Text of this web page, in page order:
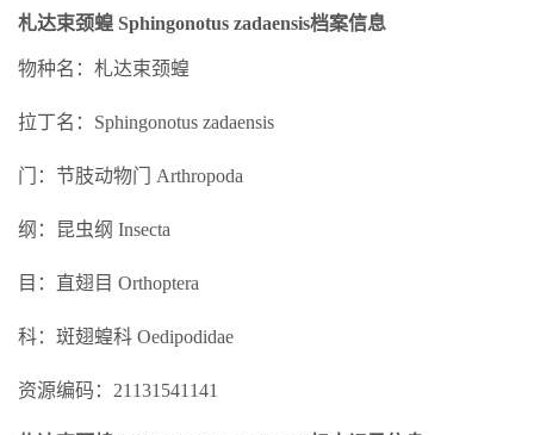
札达束颈蝗 Sphingonotus zadaensis档案信息
物种名：札达束颈蝗
拉丁名：Sphingonotus zadaensis
门：节肢动物门 Arthropoda
纲：昆虫纲 Insecta
目：直翅目 Orthoptera
科：斑翅蝗科 Oedipodidae
资源编码：21131541141